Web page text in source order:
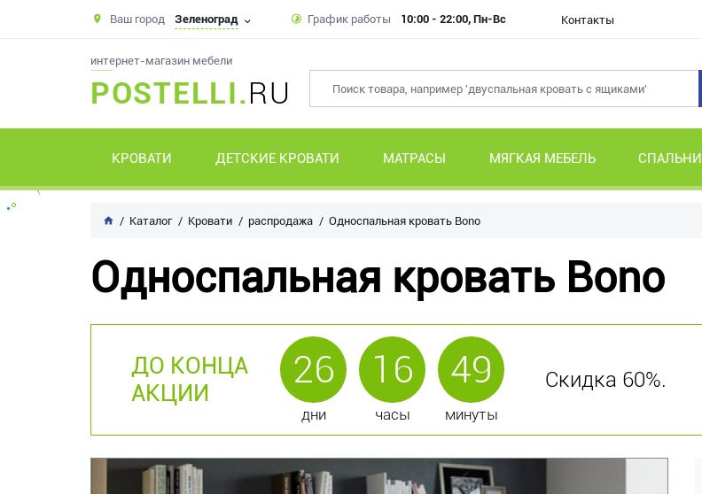
Ваш город Зеленоград График работы 10:00 - 22:00, Пн-Вс Контакты
интернет-магазин мебели
POSTELLI.RU
КРОВАТИ ДЕТСКИЕ КРОВАТИ МАТРАСЫ МЯГКАЯ МЕБЕЛЬ СПАЛЬНИ
Каталог Кровати распродажа Односпальная кровать Bono
Односпальная кровать Bono
ДО КОНЦА
АКЦИИ
26
дни
16
часы
49
минуты
Скидка 60%.